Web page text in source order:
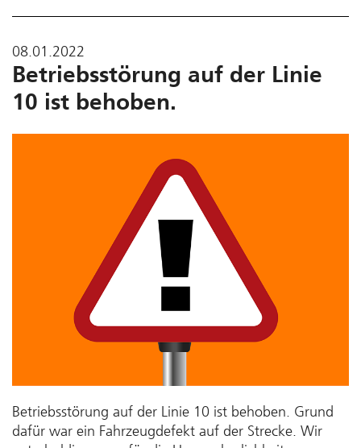
08.01.2022
Betriebsstörung auf der Linie
10 ist behoben.
Betriebsstörung auf der Linie 10 ist behoben. Grund
dafür war ein Fahrzeugdefekt auf der Strecke. Wir